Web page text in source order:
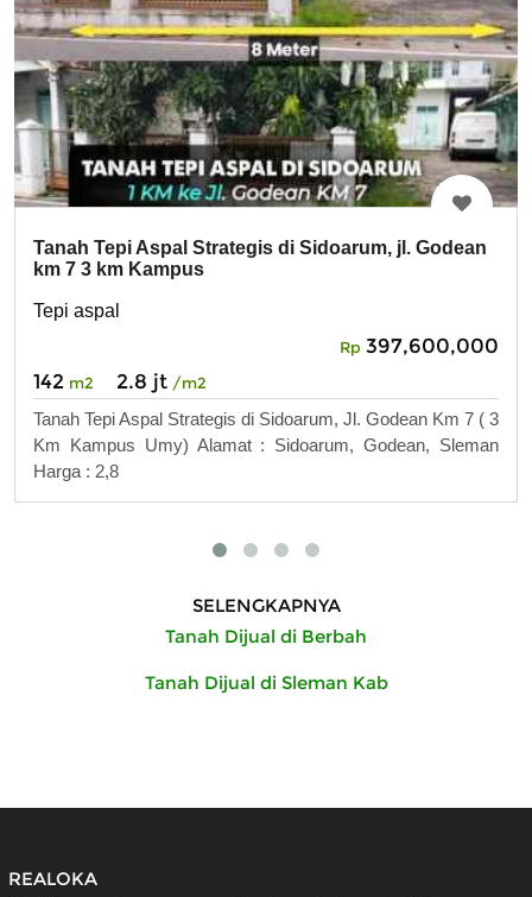
Tanah Tepi Aspal Strategis di Sidoarum, jl. Godean
km 7 3 km Kampus
Tepi aspal
Rp 397,600,000
142 m2 2.8 jt /m2
Tanah Tepi Aspal Strategis di Sidoarum, Jl. Godean Km 7 ( 3
Km Kampus Umy) Alamat : Sidoarum, Godean, Sleman
Harga : 2,8
SELENGKAPNYA
Tanah Dijual di Berbah
Tanah Dijual di Sleman Kab
REALOKA